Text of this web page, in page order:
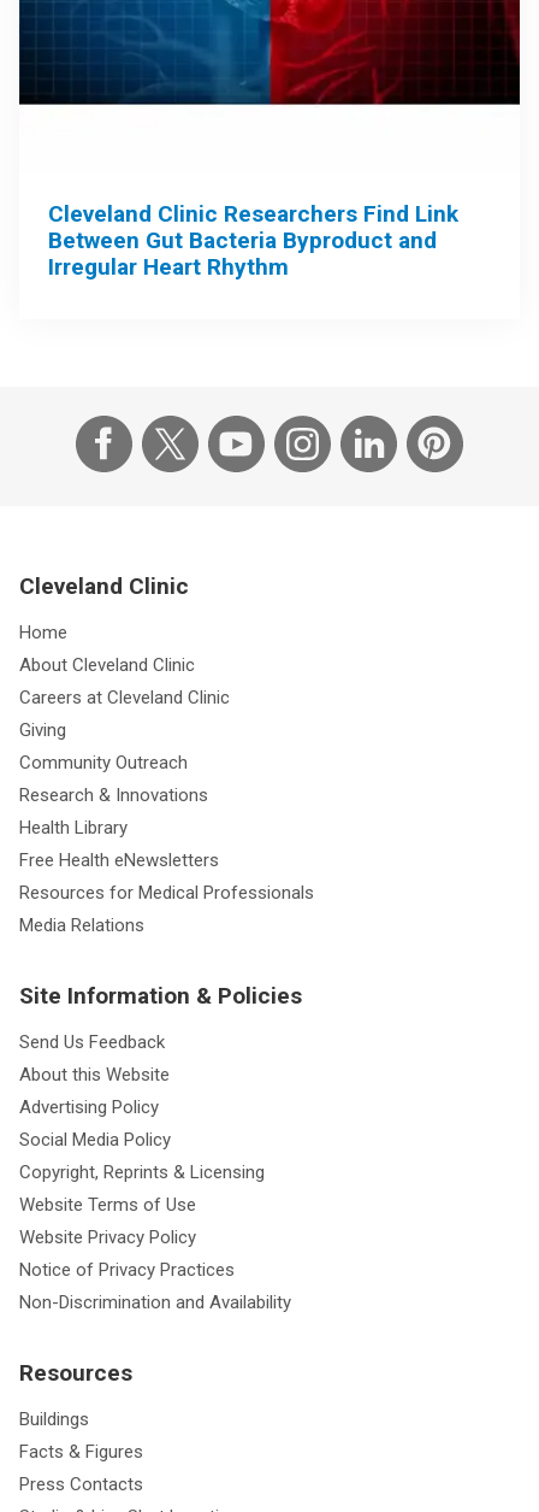
Cleveland Clinic Researchers Find Link
Between Gut Bacteria Byproduct and
Irregular Heart Rhythm
Cleveland Clinic
Home
About Cleveland Clinic
Careers at Cleveland Clinic
Giving
Community Outreach
Research & Innovations
Health Library
Free Health eNewsletters
Resources for Medical Professionals
Media Relations
Site Information & Policies
Send Us Feedback
About this Website
Advertising Policy
Social Media Policy
Copyright, Reprints & Licensing
Website Terms of Use
Website Privacy Policy
Notice of Privacy Practices
Non-Discrimination and Availability
Resources
Buildings
Facts & Figures
Press Contacts